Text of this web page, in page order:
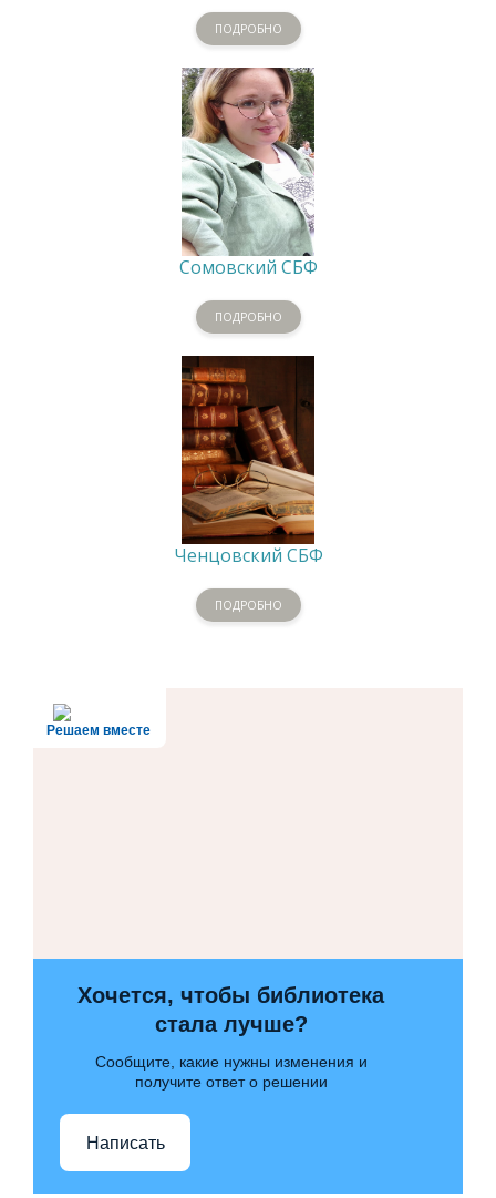
ПОДРОБНО
Сомовский СБФ
ПОДРОБНО
Ченцовский СБФ
ПОДРОБНО
Решаем вместе
Хочется, чтобы библиотека
стала лучше?
Сообщите, какие нужны изменения и
получите ответ о решении
Написать